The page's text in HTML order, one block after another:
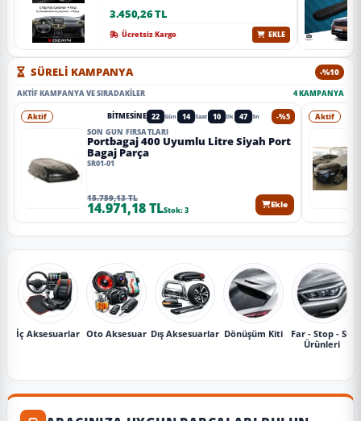
Krom) A+ Kalite
3.450,26 TL
Ücretsiz Kargo EKLE
SÜRELİ KAMPANYA -%10
AKTIF KAMPANYA VE SIRADAKILER 4 KAMPANYA
-%5
Aktif BITMESINE 22 Gün 14 Saat 10 Dk 44 Sn
SON GÜN FIRSATLARI
Portbagaj 400 Uyumlu Litre Siyah Port
Bagaj Parça
SR01-01
15.759,13 TL
14.971,18 TLStok: 3
Ekle
Aktif
İç Aksesuarlar Oto Aksesuar Dış Aksesuarlar Dönüşüm Kiti
Far - Stop - Sis
Ürünleri